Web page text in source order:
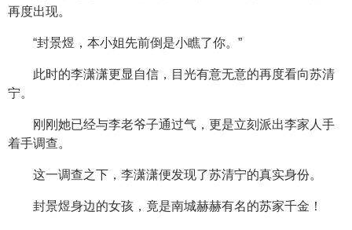
再度出现。
“封景煜，本小姐先前倒是小瞧了你。”
此时的李潇潇更显自信，目光有意无意的再度看向苏清
宁。
刚刚她已经与李老爷子通过气，更是立刻派出李家人手
着手调查。
这一调查之下，李潇潇便发现了苏清宁的真实身份。
封景煜身边的女孩，竟是南城赫赫有名的苏家千金！